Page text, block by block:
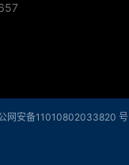
网安备11010802033820 号